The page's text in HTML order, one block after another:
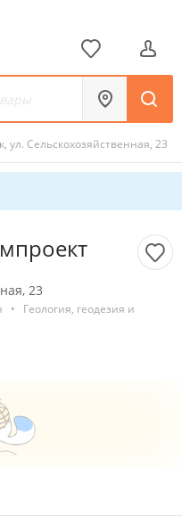
ул. Сельскохозяйственная, 23
23
•
Геология, геодезия и